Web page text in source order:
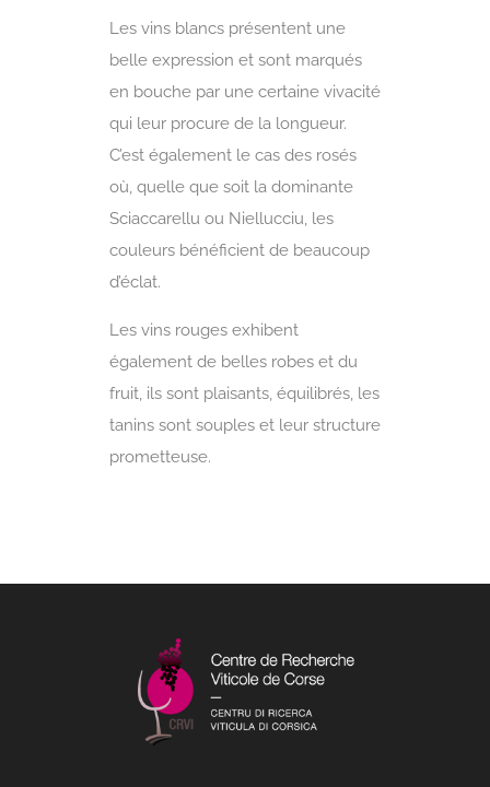
Les vins blancs présentent une
belle expression et sont marqués
en bouche par une certaine vivacité
qui leur procure de la longueur.
C’est également le cas des rosés
où, quelle que soit la dominante
Sciaccarellu ou Niellucciu, les
couleurs bénéficient de beaucoup
d’éclat.
Les vins rouges exhibent
également de belles robes et du
fruit, ils sont plaisants, équilibrés, les
tanins sont souples et leur structure
prometteuse.